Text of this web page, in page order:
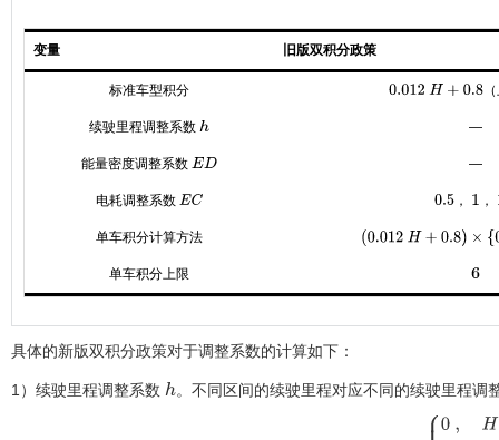
变量 旧版双积分政策
标准车型积分 0.012 H+ 0.8
续驶里程调整系数 h —
能量密度调整系数 ED —
电耗调整系数 EC 0.5 ， 1 ，
单车积分计算方法 (0.012 H+ 0.8 )×{0.5× 1×
单车积分上限 6
具体的新版双积分政策对于调整系数的计算如下：
1）续驶里程调整系数 h。不同区间的续驶里程对应不同的续驶里程调